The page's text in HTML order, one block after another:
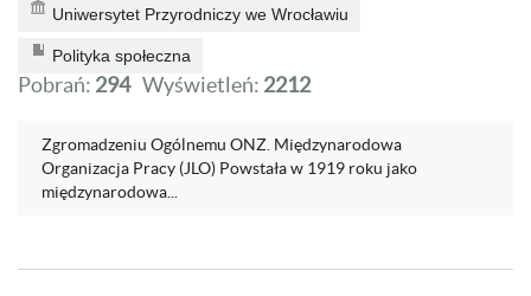
Uniwersytet Przyrodniczy we Wrocławiu
Polityka społeczna
Pobrań: 294 Wyświetleń: 2212
Zgromadzeniu Ogólnemu ONZ. Międzynarodowa
Organizacja Pracy (JLO) Powstała w 1919 roku jako
międzynarodowa...